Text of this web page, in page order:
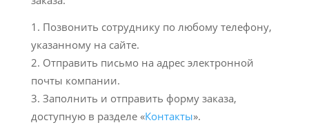
Позвонить сотруднику по любому телефону,
указанному на сайте.
Отправить письмо на адрес электронной
почты компании.
Заполнить и отправить форму заказа,
доступную в разделе «Контакты».